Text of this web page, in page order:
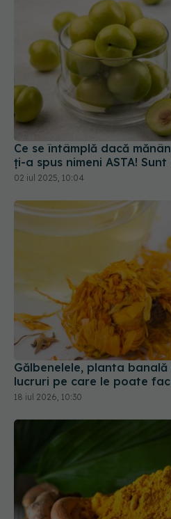
Ce se întâmplă dacă
ți-a spus nimeni ASTA!
02 iul 2025, 10:04
Gălbenelele, planta
lucruri pe care le poate
18 iul 2026, 10:30